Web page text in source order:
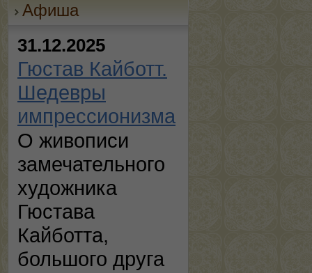
Афиша
31.12.2025
Гюстав Кайботт.
Шедевры
импрессионизма
О живописи
замечательного
художника
Гюстава
Кайботта,
большого друга